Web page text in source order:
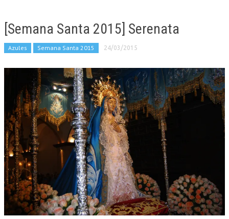
[Semana Santa 2015] Serenata
Azules Semana Santa 2015 24/03/2015